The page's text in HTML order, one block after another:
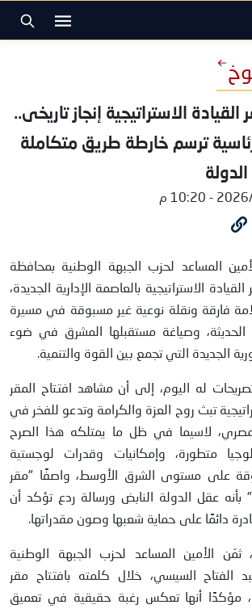
الاستراتيجية إنجاز تاريخى..
ترسم خارطة طريق متكاملة
المساعد لحزب الجبهة الوطنية بمحافظة
القيادة الاستراتيجية بالعاصمة الإدارية الجديدة،
فارقة ونقلة نوعية غير مسبوقة في مسيرة
الحديثة، وصياغة مستقبلها المشرق في ضوء
الجديدة التي تجمع بين القوة والتنمية.
له اليوم، إلى أن مشاهد افتتاح المقر
تبث روح العزة والكرامة وتدعو للفخر في
لاسيما في ظل ما يمتلكه هذا الصرح
متطورة، وإمكانيات وقدرات لوجستية
على مستوى الشرق الأوسط، واصفًا "مقر
بأنه عقل الدولة النابض ورسالة ردع تؤكد أن
دائمًا على حماية شعبها وصون مقدراتها.
الأمين المساعد لحزب الجبهة الوطنية
الفتاح السيسي، خلال كلمته بافتتاح مقر
مؤكدًا أنها تعكس رغبة حقيقية في تعميق